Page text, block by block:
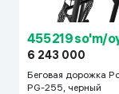
455 219 so'm/
6 243 000
Беговая дорожка
PG-255, черный